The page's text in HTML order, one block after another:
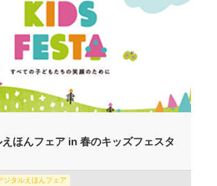
ほんフェア in 春のキッズフェスタ
ジタルえほんフェア